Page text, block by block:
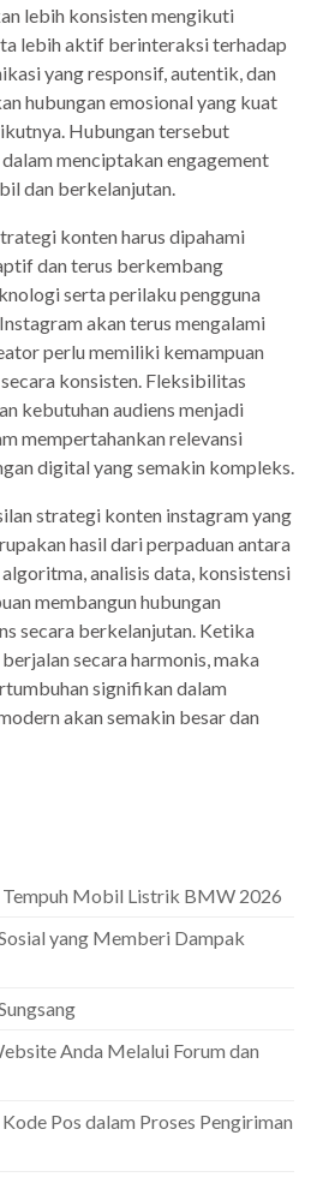
lebih konsisten mengikuti
lebih aktif berinteraksi terhadap
yang responsif, autentik, dan
hubungan emosional yang kuat
Hubungan tersebut
menciptakan engagement
dan berkelanjutan.
konten harus dipahami
dan terus berkembang
serta perilaku pengguna
akan terus mengalami
perlu memiliki kemampuan
konsisten. Fleksibilitas
kebutuhan audiens menjadi
mempertahankan relevansi
digital yang semakin kompleks.
strategi konten instagram yang
hasil dari perpaduan antara
analisis data, konsistensi
membangun hubungan
secara berkelanjutan. Ketika
secara harmonis, maka
signifikan dalam
akan semakin besar dan
Mobil Listrik BMW 2026
yang Memberi Dampak
Anda Melalui Forum dan
Pos dalam Proses Pengiriman